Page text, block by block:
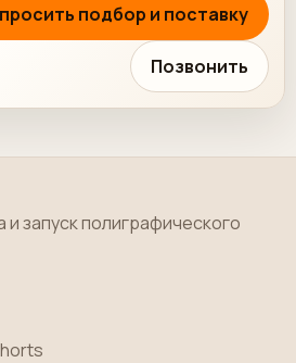
подбор и поставку
Позвонить
и запуск полиграфического